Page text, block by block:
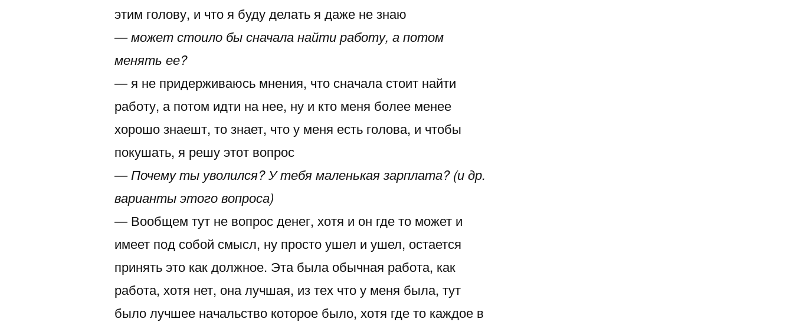
этим голову, и что я буду делать я даже не знаю
— может стоило бы сначала найти работу, а потом
менять ее?
— я не придерживаюсь мнения, что сначала стоит найти
работу, а потом идти на нее, ну и кто меня более менее
хорошо знаешт, то знает, что у меня есть голова, и чтобы
покушать, я решу этот вопрос
— Почему ты уволился? У тебя маленькая зарплата? (и др.
варианты этого вопроса)
— Вообщем тут не вопрос денег, хотя и он где то может и
имеет под собой смысл, ну просто ушел и ушел, остается
принять это как должное. Эта была обычная работа, как
работа, хотя нет, она лучшая, из тех что у меня была, тут
было лучшее начальство которое было, хотя где то каждое в